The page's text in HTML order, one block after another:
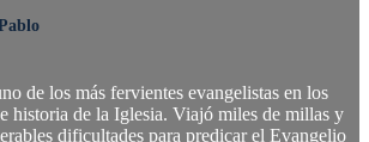
de los más fervientes evangelistas en los
historia de la Iglesia. Viajó miles de millas y
dificultades para predicar el Evangelio